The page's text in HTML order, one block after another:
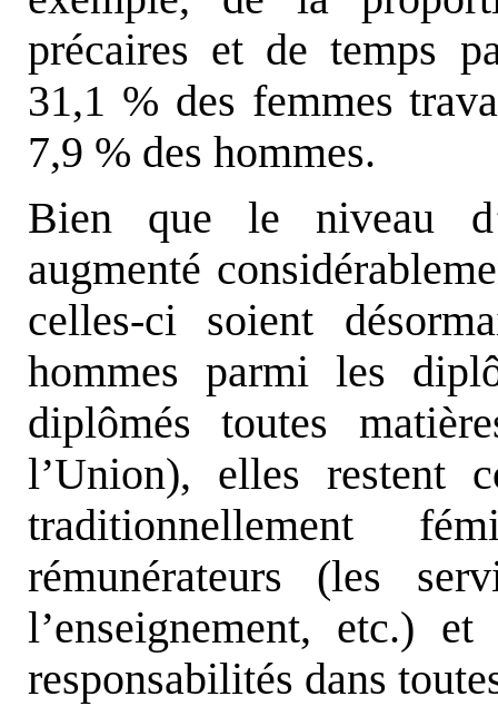
précaires et de temps
31,1 % des femmes
7,9 % des hommes.
Bien que le niveau
augmenté
celles-ci soient
hommes parmi les
diplômés toutes
l’Union), elles restent
traditionnellement
rémunérateurs (les
l’enseignement, etc.)
responsabilités dans